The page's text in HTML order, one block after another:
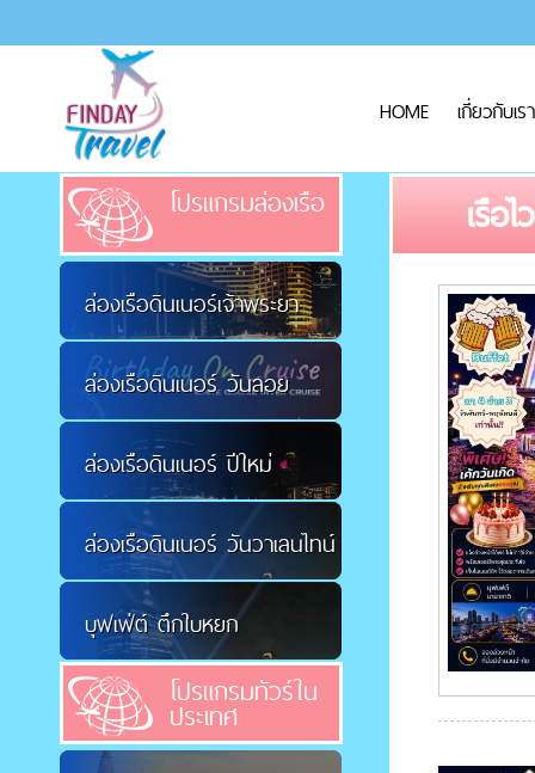
HOME เกี่ยวกับเรา
โปรแกรมล่องเรือ
ล่องเรือดินเนอร์เจ้าพระยา
ล่องเรือดินเนอร์ วันลอย
กระทง
ล่องเรือดินเนอร์ ปีใหม่
ล่องเรือดินเนอร์ วันวาเลนไทน์
บุฟเฟ่ต์ ตึกใบหยก
โปรแกรมทัวร์ใน
ประเทศ
เรือ